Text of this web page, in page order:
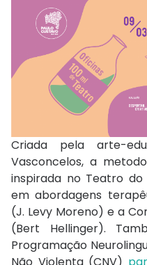
Criada pela arte-
Vasconcelos, a
inspirada no Teatro
em abordagens
(J. Levy Moreno) e a
(Bert Hellinger).
Programação